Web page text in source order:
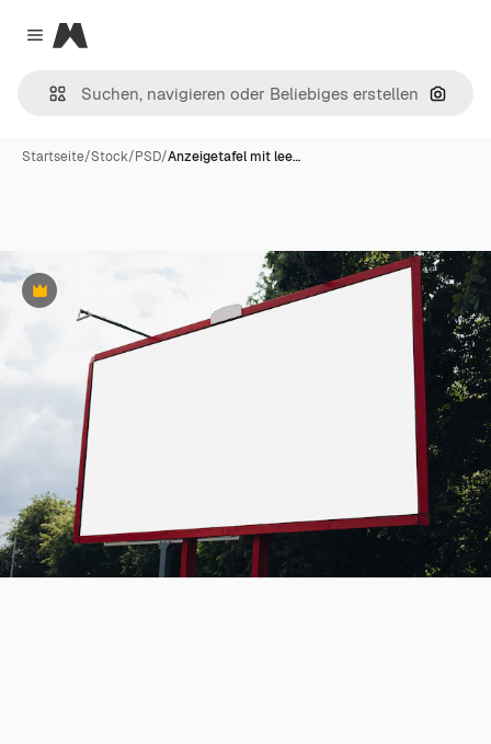
Close menu
Magnific
Nach
Startseite/Stock/PSD/Anzeigetafel mit lee…
Premium